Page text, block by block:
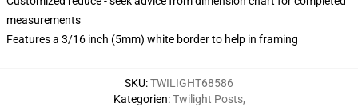
measurements
Features a 3/16 inch (5mm) white border to help in framing
SKU:TWILIGHT68586
Kategorien:Twilight Posts,